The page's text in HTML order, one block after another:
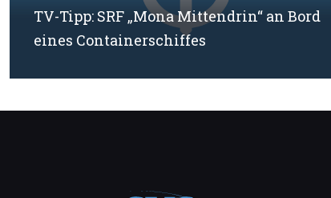
TV-Tipp: SRF „Mona Mittendrin“ an Bord
eines Containerschiffes